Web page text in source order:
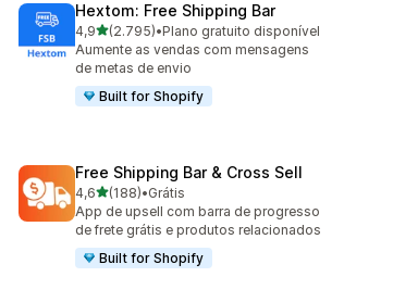
Hextom: Free Shipping Bar
4,9de 5 estrelas
(2.795)
2795 avaliações ao todo
•Plano gratuito disponível
Aumente as vendas com mensagens
de metas de envio
Built for Shopify
Free Shipping Bar & Cross Sell
4,6de 5 estrelas
(188)
188 avaliações ao todo
•Grátis
App de upsell com barra de progresso
de frete grátis e produtos relacionados
Built for Shopify